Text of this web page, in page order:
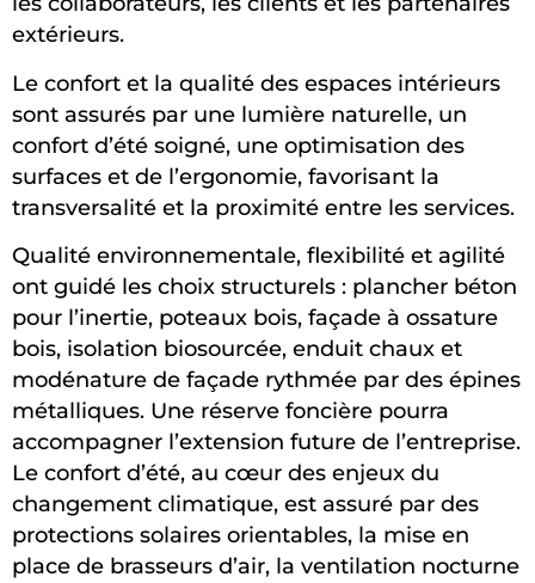
extérieurs.
Le confort et la qualité des espaces intérieurs
sont assurés par une lumière naturelle, un
confort d’été soigné, une optimisation des
surfaces et de l’ergonomie, favorisant la
transversalité et la proximité entre les services.
Qualité environnementale, flexibilité et agilité
ont guidé les choix structurels : plancher béton
pour l’inertie, poteaux bois, façade à ossature
bois, isolation biosourcée, enduit chaux et
modénature de façade rythmée par des épines
métalliques. Une réserve foncière pourra
accompagner l’extension future de l’entreprise.
Le confort d’été, au cœur des enjeux du
changement climatique, est assuré par des
protections solaires orientables, la mise en
place de brasseurs d’air, la ventilation nocturne